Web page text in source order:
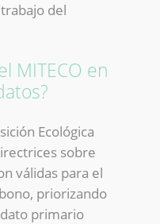
del
MITECO en
Ecológica
sobre
válidas para el
priorizando
primario